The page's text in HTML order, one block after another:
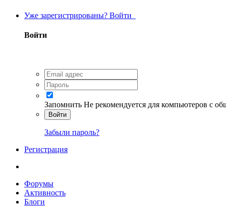
Уже зарегистрированы? Войти
Войти
Запомнить Не рекомендуется для компьютеров с
Войти
Забыли пароль?
Регистрация
Форумы
Активность
Блоги